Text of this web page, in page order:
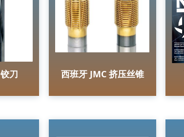
西班牙 JMC 挤压丝锥
刀